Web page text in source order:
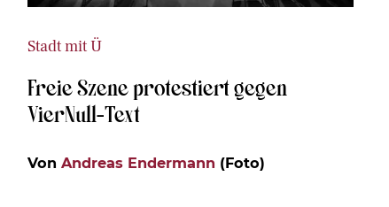
Stadt mit Ü
Freie Szene protestiert gegen
VierNull-Text
Von Andreas Endermann (Foto)